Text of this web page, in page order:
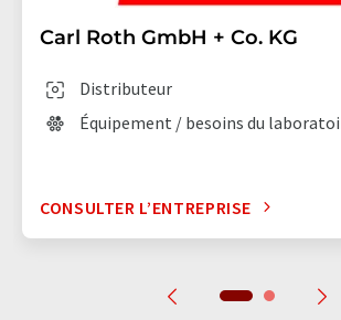
Carl Roth GmbH + Co. KG
Distributeur
Équipement / besoins du
CONSULTER L’ENTREPRISE